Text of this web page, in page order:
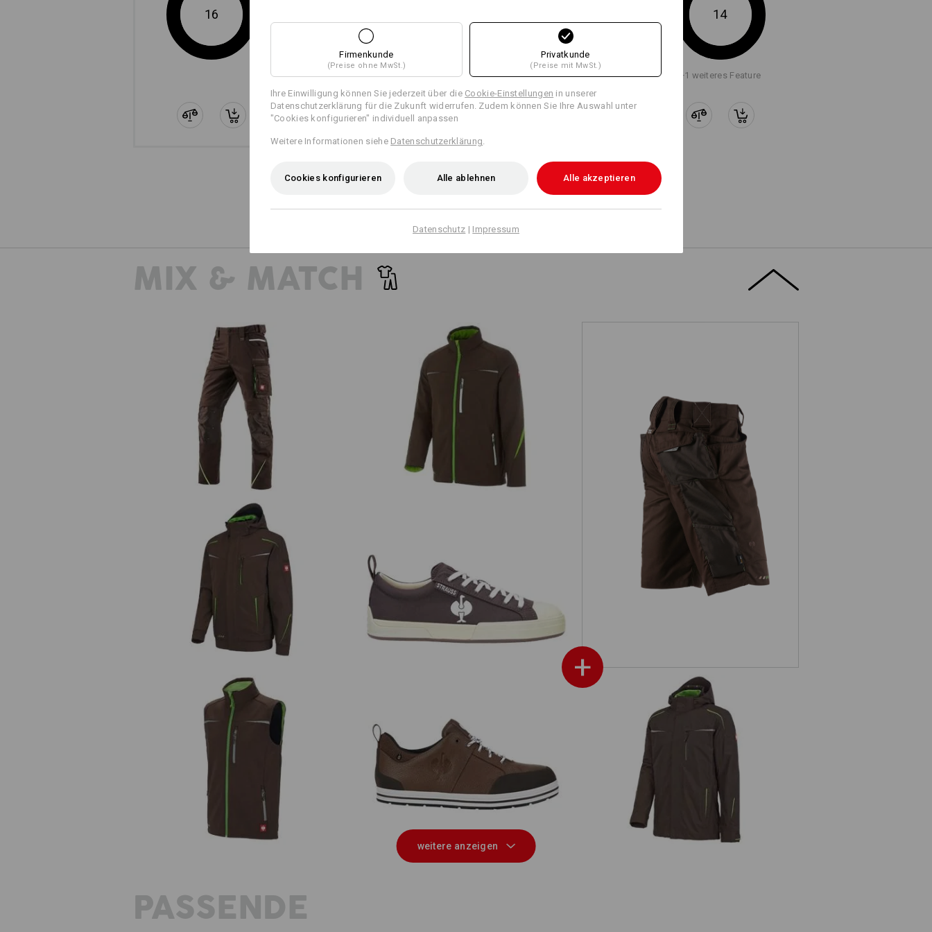
passende Taschen passende Gürtel
16
+8 weitere Features +5 weitere Features
14
+1 weiteres Feature
Alle Details vergleichen
MIX & MATCH
Short e.s.motion 2020
+
Bundhose e.s.motion 2020 Softshelljacke e.s.motion 2020
Winter Softshelljacke e.s.motion
S1 Sicherheitsschuhe e.s. Yatala low
Softshell Weste e.s.motion 2020
S3 Sicherheitshalbschuhe e.s. Spes II
3 in 1 Funktionsjacke e.s.motion 2020,
weitere anzeigen
PASSENDE
Firmenkunde
(Preise ohne MwSt.)
Privatkunde
(Preise mit MwSt.)
Ihre Einwilligung können Sie jederzeit über die Cookie-Einstellungen in unserer
Datenschutzerklärung für die Zukunft widerrufen. Zudem können Sie Ihre Auswahl unter
"Cookies konfigurieren" individuell anpassen
Weitere Informationen siehe Datenschutzerklärung
Cookies konfigurieren Alle ablehnen Alle akzeptieren
Datenschutz | Impressum